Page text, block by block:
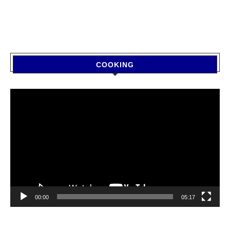
COOKING
00:00 05:17